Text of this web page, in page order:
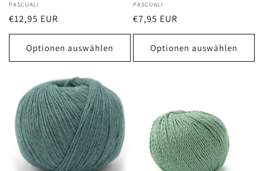
Anbieter:
PASCUALI
Normaler
Preis
€12,95 EUR
Optionen auswählen
Anbieter:
PASCUALI
Normaler
Preis
€7,95 EUR
Optionen auswählen